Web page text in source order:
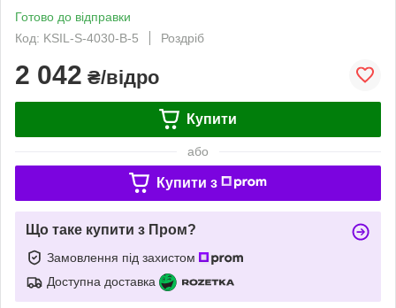
Готово до відправки
Код: KSIL-S-4030-B-5
Роздріб
2 042 ₴/відро
Купити
або
Купити з
Що таке купити з Пром?
Замовлення під захистом
Доступна доставка